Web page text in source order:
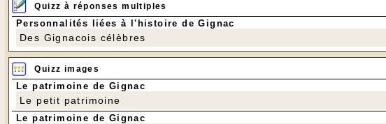
Quizz à réponses multiples
Personnalités liées à l'histoire de Gignac
Des Gignacois célèbres
Quizz images
Le patrimoine de Gignac
Le petit patrimoine
Le patrimoine de Gignac